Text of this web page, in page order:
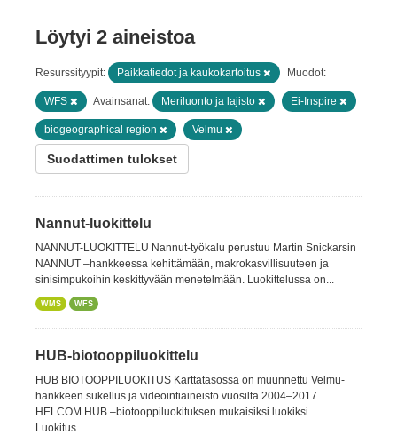
Löytyi 2 aineistoa
Resurssityypit: Paikkatiedot ja kaukokartoitus Muodot:
WFS Avainsanat: Meriluonto ja lajisto Ei-Inspire
biogeographical region Velmu
Suodattimen tulokset
Nannut-luokittelu
NANNUT-LUOKITTELU Nannut-työkalu perustuu Martin Snickarsin
NANNUT –hankkeessa kehittämään, makrokasvillisuuteen ja
sinisimpukoihin keskittyvään menetelmään. Luokittelussa on...
WMS WFS
HUB-biotooppiluokittelu
HUB BIOTOOPPILUOKITUS Karttatasossa on muunnettu Velmu-
hankkeen sukellus ja videointiaineisto vuosilta 2004–2017
HELCOM HUB –biotooppiluokituksen mukaisiksi luokiksi.
Luokitus...